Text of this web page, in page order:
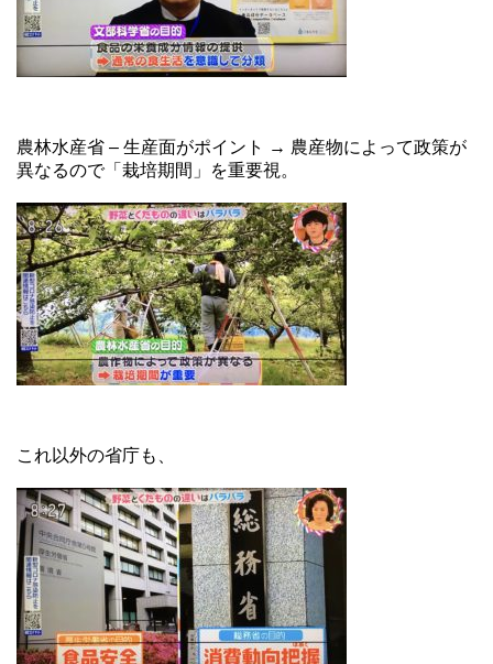
農林水産省 – 生産面がポイント → 農産物によって政策が
異なるので「栽培期間」を重要視。
これ以外の省庁も、